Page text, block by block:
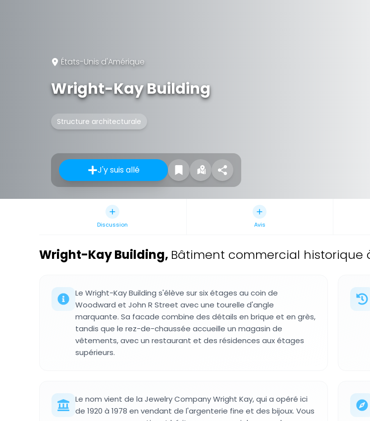
États-Unis d'Amérique
Wright-Kay Building
Structure architecturale
J'y suis allé
Discussion Avis
Wright-Kay Building, Bâtiment commercial historique
Le Wright-Kay Building s'élève sur six étages au coin de
Woodward et John R Street avec une tourelle d'angle
marquante. Sa facade combine des détails en brique et en grès,
tandis que le rez-de-chaussée accueille un magasin de
vêtements, avec un restaurant et des résidences aux étages
supérieurs.
Le nom vient de la Jewelry Company Wright Kay, qui a opéré ici
de 1920 à 1978 en vendant de l'argenterie fine et des bijoux. Vous